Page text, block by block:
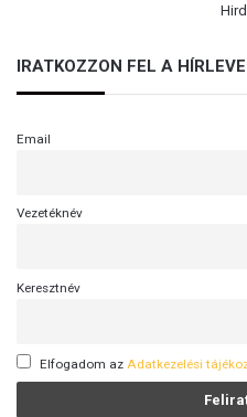
IRATKOZZON FEL A
Email
Vezetéknév
Keresztnév
Elfogadom az Adatkezelési